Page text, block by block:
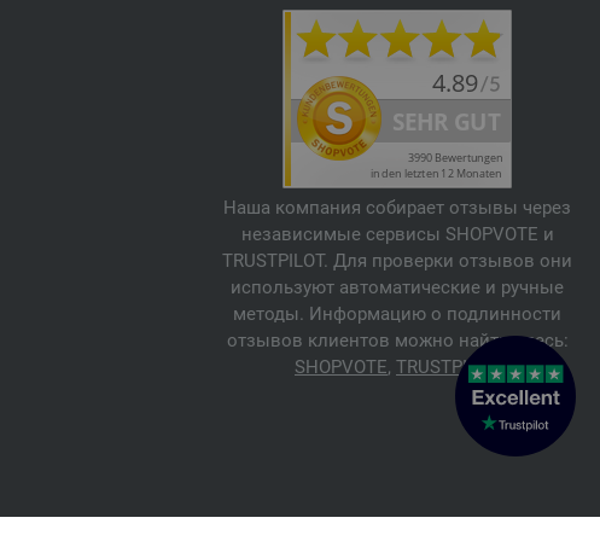
Наша компания собирает отзывы через
независимые сервисы SHOPVOTE и
TRUSTPILOT. Для проверки отзывов они
используют автоматические и ручные
методы. Информацию о подлинности
отзывов клиентов можно найти здесь:
SHOPVOTE, TRUSTPILOT